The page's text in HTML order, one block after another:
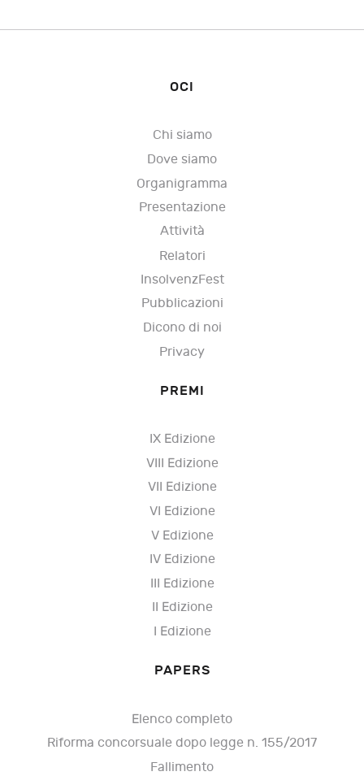
OCI
Chi siamo
Dove siamo
Organigramma
Presentazione
Attività
Relatori
InsolvenzFest
Pubblicazioni
Dicono di noi
Privacy
PREMI
IX Edizione
VIII Edizione
VII Edizione
VI Edizione
V Edizione
IV Edizione
III Edizione
II Edizione
I Edizione
PAPERS
Elenco completo
Riforma concorsuale dopo legge n. 155/2017
Fallimento